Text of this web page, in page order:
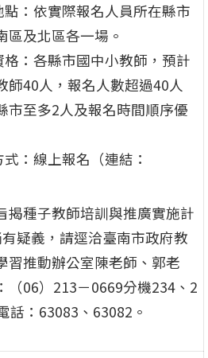
點：依實際報名人員所在縣市
區及北區各一場。
格：各縣市國中小教師，預計
師40人，報名人數超過40人
市至多2人及報名時間順序優
：線上報名（連結：
揭種子教師培訓與推廣實施計
疑義，請逕洽臺南市政府教
習推動辦公室陳老師、郭老
（06）213－0669分機234、2
話：63083、63082。